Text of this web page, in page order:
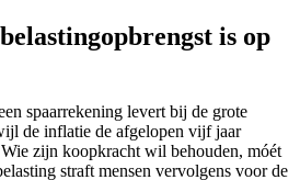
is op
spaarrekening levert bij de grote
de inflatie de afgelopen vijf jaar
zijn koopkracht wil behouden, móét
straft mensen vervolgens voor de